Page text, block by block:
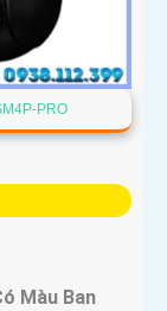
PRO
Màu Ban